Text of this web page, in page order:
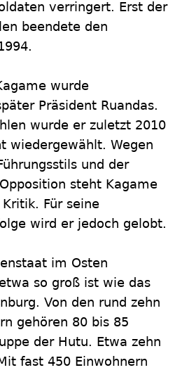
verringert. Erst der
beendete den
wurde
Präsident Ruandas.
wurde er zuletzt 2010
wiedergewählt. Wegen
und der
steht Kagame
Für seine
wird er jedoch gelobt.
im Osten
so groß ist wie das
Von den rund zehn
gehören 80 bis 85
der Hutu. Etwa zehn
fast 450 Einwohnern